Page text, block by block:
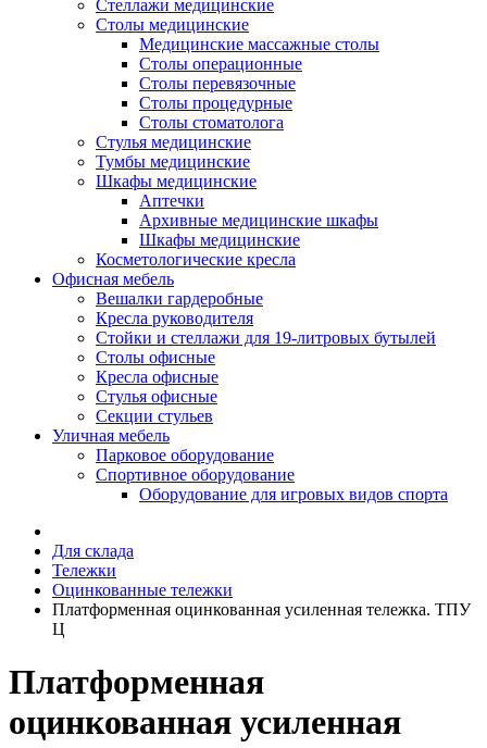
Стеллажи медицинские
Столы медицинские
Медицинские массажные столы
Столы операционные
Столы перевязочные
Столы процедурные
Столы стоматолога
Стулья медицинские
Тумбы медицинские
Шкафы медицинские
Аптечки
Архивные медицинские шкафы
Шкафы медицинские
Косметологические кресла
Офисная мебель
Вешалки гардеробные
Кресла руководителя
Стойки и стеллажи для 19-литровых бутылей
Столы офисные
Кресла офисные
Стулья офисные
Секции стульев
Уличная мебель
Парковое оборудование
Спортивное оборудование
Оборудование для игровых видов спорта
Для склада
Тележки
Оцинкованные тележки
Платформенная оцинкованная усиленная тележка. ТПУ
Ц
Платформенная
оцинкованная усиленная